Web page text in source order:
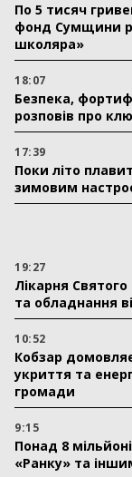
По 5 тисяч
фонд Сумщини
школяра»
18:07
Безпека,
розповів про
17:39
Поки літо
зимовим
19:27
Лікарня
та обладнання
10:52
Кобзар
укриття та
громади
9:15
Понад 8
«Ранку» та